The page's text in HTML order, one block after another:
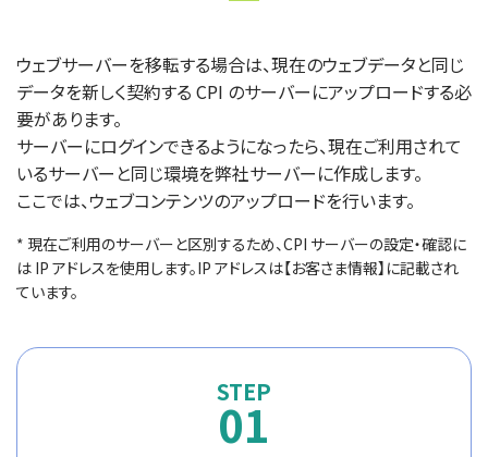
ウェブサーバーを移転する場合は、現在のウェブデータと同じ
データを新しく契約する CPI のサーバーにアップロードする必
要があります。
サーバーにログインできるようになったら、現在ご利用されて
いるサーバーと同じ環境を弊社サーバーに作成します。
ここでは、ウェブコンテンツのアップロードを行います。
* 現在ご利用のサーバーと区別するため、CPI サーバーの設定・確認に
は IP アドレスを使用します。IP アドレスは【お客さま情報】に記載され
ています。
01